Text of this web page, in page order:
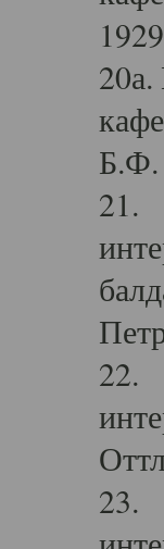
Б.Ф.
21.
22.
23.